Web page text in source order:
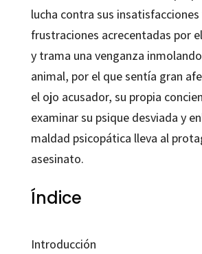
lucha contra sus insatisfacciones
frustraciones acrecentadas por
y trama una venganza
animal, por el que sentía gran
el ojo acusador, su propia
examinar su psique desviada y
maldad psicopática lleva al
asesinato.
Índice
Introducción